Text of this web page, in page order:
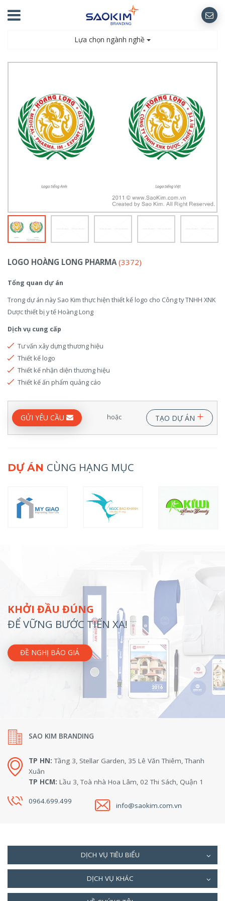
Lựa chọn ngành nghề
LOGO HOÀNG LONG PHARMA (3372)
Tổng quan dự án
Trong dự án này Sao Kim thực hiện thiết kế logo cho Công ty TNHH XNK
Dược thiết bị y tế Hoàng Long
Dịch vụ cung cấp
Tư vấn xây dựng thương hiệu
Thiết kế logo
Thiết kế nhận diện thương hiệu
Thiết kế ấn phẩm quảng cáo
GỬI YÊU CẦU hoặc TẠO DỰ ÁN +
DỰ ÁN CÙNG HẠNG MỤC
KHỞI ĐẦU ĐÚNG
ĐỂ VỮNG BƯỚC TIẾN XA!
ĐỀ NGHỊ BÁO GIÁ
SAO KIM BRANDING
TP HN: Tầng 3, Stellar Garden, 35 Lê Văn Thiêm, Thanh
Xuân
TP HCM: Lầu 3, Toà nhà Hoa Lâm, 02 Thi Sách, Quận 1
0964.699.499 info@saokim.com.vn
DỊCH VỤ TIÊU BIỂU
DỊCH VỤ KHÁC